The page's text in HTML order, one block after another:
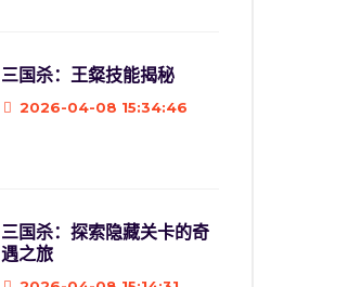
三国杀：王粲技能揭秘
2026-04-08 15:34:46
三国杀：探索隐藏关卡的奇
遇之旅